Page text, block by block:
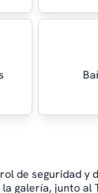
de seguridad y
galería, junto al